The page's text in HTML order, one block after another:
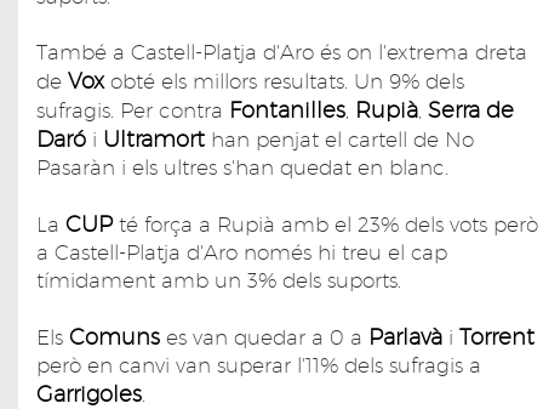
També a Castell-Platja d'Aro és on l'extrema dreta
de Vox obté els millors resultats. Un 9% dels
sufragis. Per contra Fontanilles Rupià Serra de
Daró i Ultramort han penjat el cartell de No
Pasaràn i els ultres s'han quedat en blanc.
La CUP té força a Rupià amb el 23% dels vots però
a Castell-Platja d'Aro només hi treu el cap
tímidament amb un 3% dels suports.
Els Comuns es van quedar a 0 a Parlavà i Torrent
però en canvi van superar l'11% dels sufragis a
Garrigoles